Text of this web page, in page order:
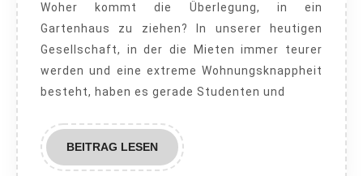
zum
wird
Woher kommt die Überlegung, in ein
Gartenhaus zu ziehen? In unserer heutigen
Gesellschaft, in der die Mieten immer teurer
werden und eine extreme Wohnungsknappheit
besteht, haben es gerade Studenten und
BEITRAG LESENBEITRAG
LESEN